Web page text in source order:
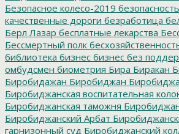
Безопасное колесо-2019 безопасность
качественные дороги безработица
Берл Лазар бесплатные лекарства
Бессмертный полк
библиотека бизнес бизнес без
омбудсмен биометрия Бира Биракан
Биробидажан Биробиджан
Биробиджанская воспитательная
Биробиджанская таможня
Биробиджанский Арбат
гарнизонный суд Биробиджанский